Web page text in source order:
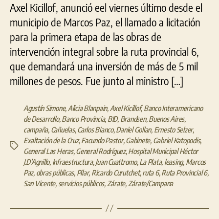
Axel Kicillof, anunció eel viernes último desde el
municipio de Marcos Paz, el llamado a licitación
para la primera etapa de las obras de
intervención integral sobre la ruta provincial 6,
que demandará una inversión de más de 5 mil
millones de pesos. Fue junto al ministro […]
Etiquetas
Agustín Simone, Alicia Blanpain, Axel Kicillof,Banco Interamericano
de Desarrollo, Banco Provincia, BID, Brandsen, Buenos Aires,
campaña, Cañuelas, Carlos Bianco, Daniel Gollan, Ernesto Selzer,
Exaltación de la Cruz, Facundo Pastor, Gabinete, Gabriel Katopodis,
General Las Heras, General Rodríguez, Hospital Municipal Héctor
J.D’Agnillo, Infraestructura, Juan Cuattromo, La Plata, leasing, Marcos
Paz, obras públicas, Pilar, Ricardo Curutchet, ruta 6, Ruta Provincial 6,
San Vicente, servicios públicos, Zárate, Zárate/Campana